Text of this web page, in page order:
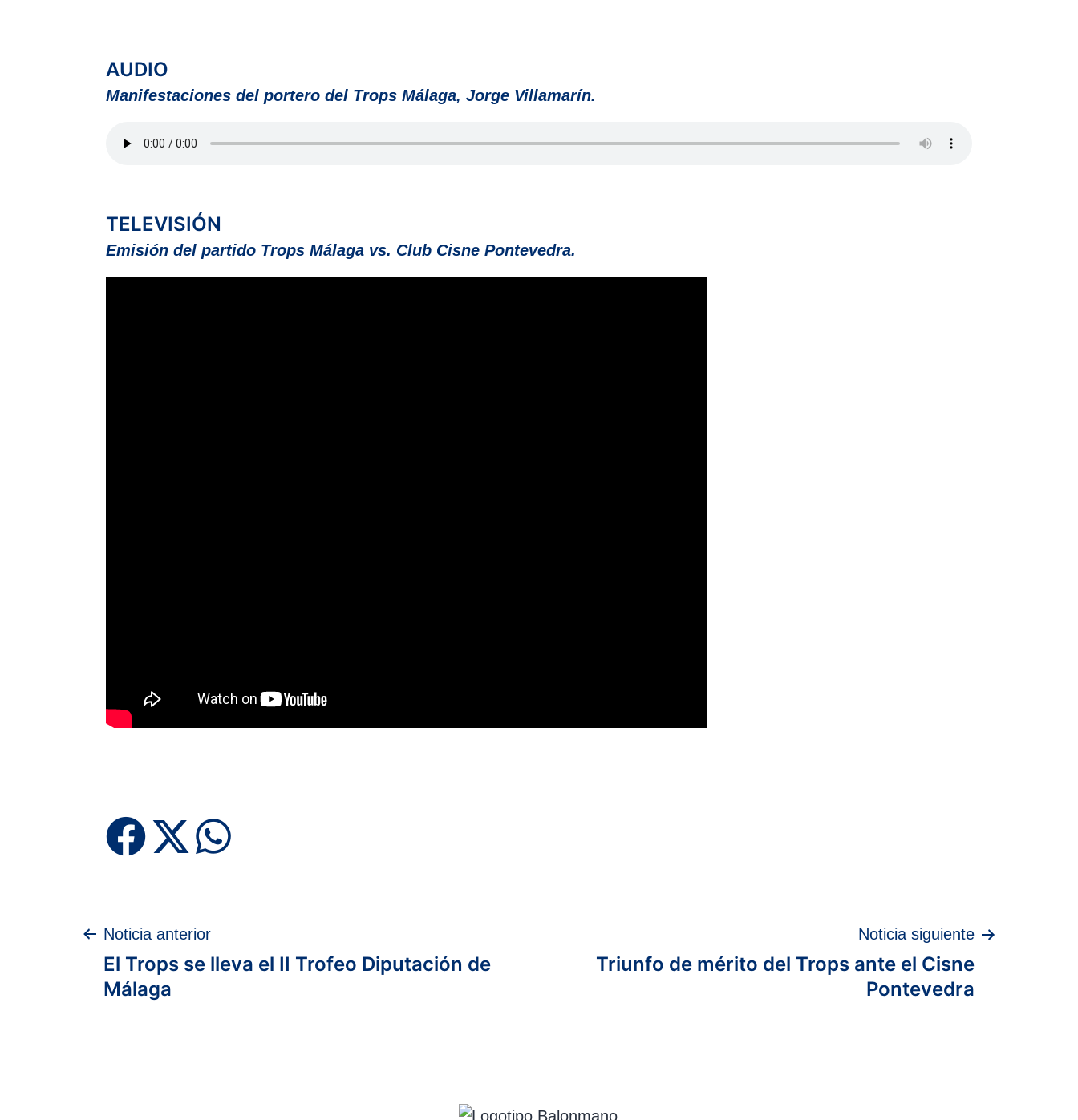
AUDIO
Manifestaciones del portero del Trops Málaga, Jorge Villamarín.
TELEVISIÓN
Emisión del partido Trops Málaga vs. Club Cisne Pontevedra.
Navegación
de
Noticia anterior
El Trops se lleva el II Trofeo Diputación de
Málaga
Noticia siguiente
Triunfo de mérito del Trops ante el Cisne
Pontevedra